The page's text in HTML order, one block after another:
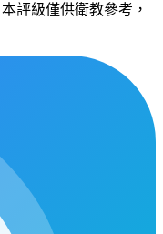
評級僅供衛教參考，